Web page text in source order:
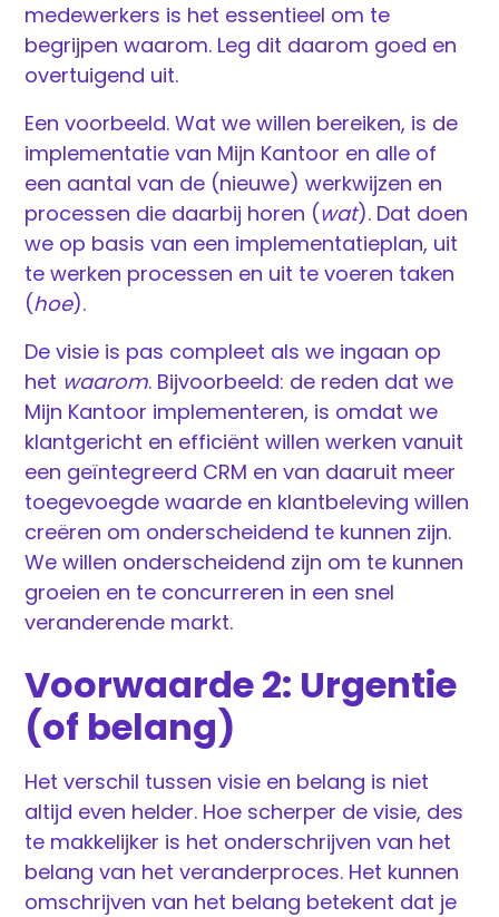
medewerkers is het essentieel om te
begrijpen waarom. Leg dit daarom goed en
overtuigend uit.
Een voorbeeld. Wat we willen bereiken, is de
implementatie van Mijn Kantoor en alle of
een aantal van de (nieuwe) werkwijzen en
processen die daarbij horen (wat). Dat doen
we op basis van een implementatieplan, uit
te werken processen en uit te voeren taken
(hoe).
De visie is pas compleet als we ingaan op
het waarom. Bijvoorbeeld: de reden dat we
Mijn Kantoor implementeren, is omdat we
klantgericht en efficiënt willen werken vanuit
een geïntegreerd CRM en van daaruit meer
toegevoegde waarde en klantbeleving willen
creëren om onderscheidend te kunnen zijn.
We willen onderscheidend zijn om te kunnen
groeien en te concurreren in een snel
veranderende markt.
Voorwaarde 2: Urgentie
(of belang)
Het verschil tussen visie en belang is niet
altijd even helder. Hoe scherper de visie, des
te makkelijker is het onderschrijven van het
belang van het veranderproces. Het kunnen
omschrijven van het belang betekent dat je